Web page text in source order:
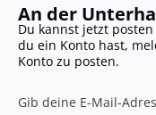
An der
Du kannst jetzt
du ein Konto hast,
Konto zu posten.